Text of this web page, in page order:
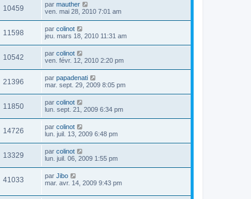
10459 par mauther
ven. mai 28, 2010 7:01 am
11598 par colinot
jeu. mars 18, 2010 11:31 am
10542 par colinot
ven. févr. 12, 2010 2:20 pm
21396 par papadenati
mar. sept. 29, 2009 8:05 pm
11850 par colinot
lun. sept. 21, 2009 6:34 pm
14726 par colinot
lun. juil. 13, 2009 6:48 pm
13329 par colinot
lun. juil. 06, 2009 1:55 pm
41033 par Jibo
mar. avr. 14, 2009 9:43 pm